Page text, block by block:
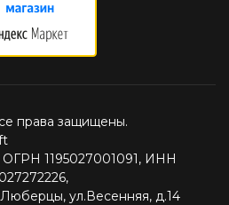
права защищены.
1195027001091, ИНН
ул.Весенняя, д.14